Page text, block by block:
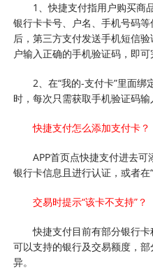
1、快捷支付指用户购买商
银行卡卡号、户名、手机号码
后，第三方支付发送手机短信
户输入正确的手机验证码，即可
2、在“我的-支付卡”里面
时，每次只需获取手机验证码输
快捷支付怎么添加支付卡？
APP首页点快捷支付进去
银行卡信息且进行认证，或者在
交易时提示“该卡不支持”？
快捷支付目前有部分银行
可以支持的银行及交易额度，
异。